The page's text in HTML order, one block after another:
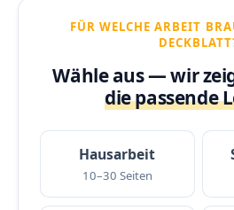
FÜR WELCHE ARBEIT
Wähle aus — wir
die passende
Hausarbeit
10–30 Seiten